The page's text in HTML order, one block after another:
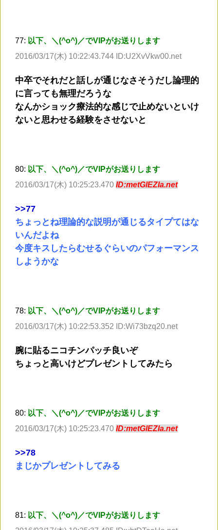
77: 以下、＼(^o^)／でVIPがお送りします
2016/03/17(木) 10:22:43.744 ID:U2XvVkw00.net
中卒でそれだと話しが通じなさそうだし論理的
に言っても無理だろうな
なんかショック療法的な感じで止めないといけ
ないと思わせる経験をさせないと
80: 以下、＼(^o^)／でVIPがお送りします
2016/03/17(木) 10:25:23.470 ID:metGlEZIa.net
>>77
ちょっとね理論的な説明が通じるタイプてはな
いんだよね
今度キスしたらむせるぐらいのパフォーマンス
しようかな
78: 以下、＼(^o^)／でVIPがお送りします
2016/03/17(木) 10:22:53.352 ID:Wi73bzq20.net
腕に貼るニコチンパッチ良いぞ
ちょっと高いけどプレゼントしてみたら
80: 以下、＼(^o^)／でVIPがお送りします
2016/03/17(木) 10:25:23.470 ID:metGlEZIa.net
>>78
まじかプレゼントしてみる
81: 以下、＼(^o^)／でVIPがお送りします